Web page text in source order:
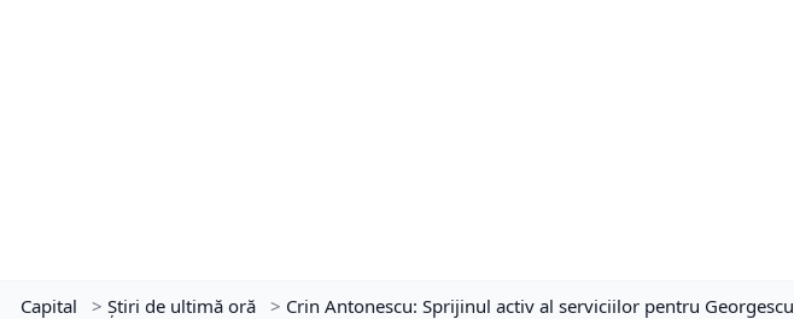
Capital > Știri de ultimă oră > Crin Antonescu: Sprijinul activ al serviciilor pentru